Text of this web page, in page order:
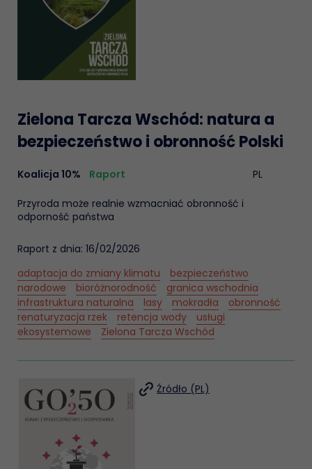
Zielona Tarcza Wschód: natura a
bezpieczeństwo i obronność Polski
Koalicja 10% Raport PL
Przyroda może realnie wzmacniać obronność i
odporność państwa
Raport z dnia: 16/02/2026
adaptacja do zmiany klimatu
bezpieczeństwo
narodowe
bioróżnorodność
granica wschodnia
infrastruktura naturalna
lasy mokradła
obronność
renaturyzacja rzek
retencja wody
usługi
ekosystemowe
Zielona Tarcza Wschód
Źródło (PL)